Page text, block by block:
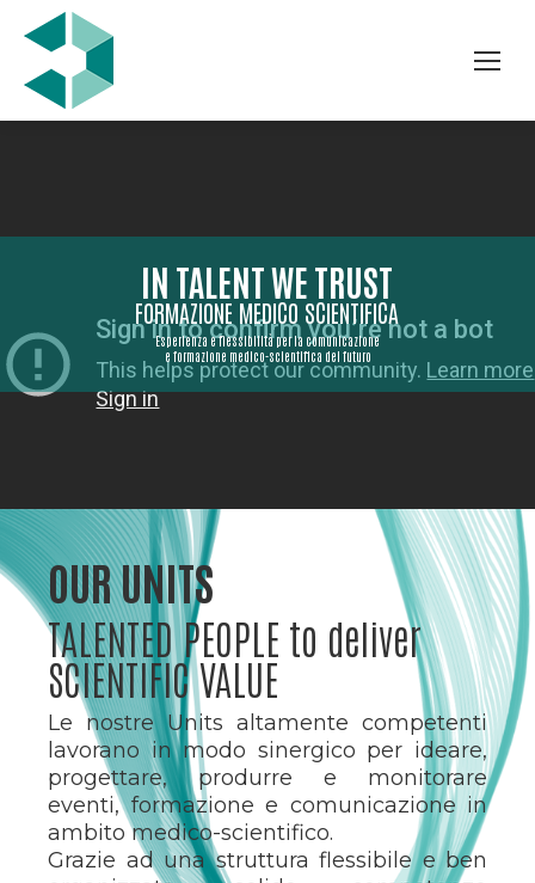
IN TALENT WE TRUST
FORMAZIONE MEDICO SCIENTIFICA
Esperienza e flessibilità per la comunicazione
e formazione medico-scientifica del futuro
OUR UNITS
TALENTED PEOPLE to deliver
SCIENTIFIC VALUE
Le nostre Units altamente competenti
lavorano in modo sinergico per ideare,
progettare, produrre e monitorare
eventi, formazione e comunicazione in
ambito medico-scientifico.
Grazie ad una struttura flessibile e ben